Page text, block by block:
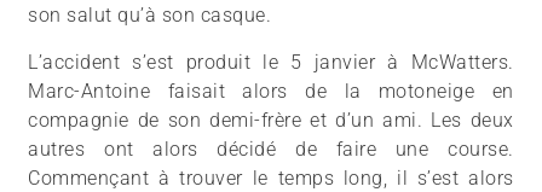
son salut qu’à son casque.
L’accident s’est produit le 5 janvier à McWatters.
Marc-Antoine faisait alors de la motoneige en
compagnie de son demi-frère et d’un ami. Les deux
autres ont alors décidé de faire une course.
Commençant à trouver le temps long, il s’est alors